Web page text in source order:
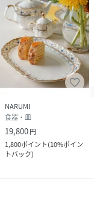
NARUMI
食器・皿
19,800円
1,800ポイント(10%ポイン
トバック)